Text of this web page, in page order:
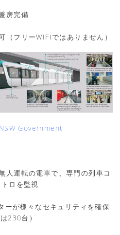
房完備
（フリーWIFIではありません）
Government
人運転の電車で、専門の列車コ
ロを監視
ーが様々なセキュリティを確保
230台）